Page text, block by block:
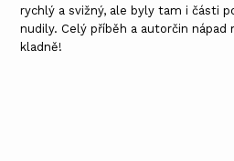
rychlý a svižný, ale byly tam i části
nudily. Celý příběh a autorčin
kladně!